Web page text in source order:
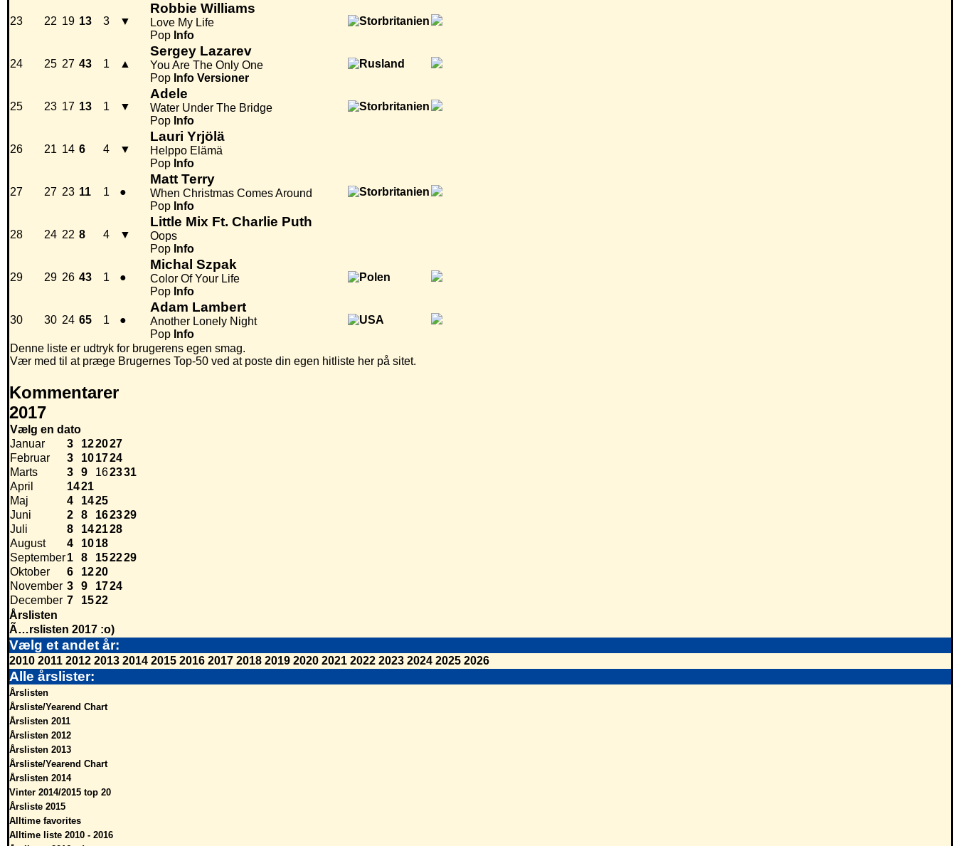
23 22 19 13 3 ▼
Robbie Williams
Love My Life
Pop Info
24 25 27 43 1 ▲
Sergey Lazarev
You Are The Only One
Pop Info Versioner
25 23 17 13 1 ▼
Adele
Water Under The Bridge
Pop Info
26 21 14 6 4 ▼
Lauri Yrjölä
Helppo Elämä
Pop Info
27 27 23 11 1 ●
Matt Terry
When Christmas Comes Around
Pop Info
28 24 22 8 4 ▼
Little Mix Ft. Charlie Puth
Oops
Pop Info
29 29 26 43 1 ●
Michal Szpak
Color Of Your Life
Pop Info
30 30 24 65 1 ●
Adam Lambert
Another Lonely Night
Pop Info
Denne liste er udtryk for brugerens egen smag.
Vær med til at præge Brugernes Top-50 ved at poste din egen hitliste her på sitet.
Kommentarer
2017
Vælg en dato
Januar
3 122027
Februar
3 101724
Marts
3 9 162331
April
1421
Maj
4 1425
Juni
2 8 162329
Juli
8 142128
August
4 1018
September1 8 152229
Oktober
6 1220
November 3 9 1724
December 7 1522
Årslisten
Ã…rslisten 2017 :o)
Vælg et andet år:
2010 2011 2012 2013 2014 2015 2016 2017 2018 2019 2020 2021 2022 2023 2024 2025 2026
Alle årslister:
Årslisten
Årsliste/Yearend Chart
Årslisten 2011
Årslisten 2012
Årslisten 2013
Årsliste/Yearend Chart
Årslisten 2014
Vinter 2014/2015 top 20
Årsliste 2015
Alltime favorites
Alltime liste 2010 - 2016